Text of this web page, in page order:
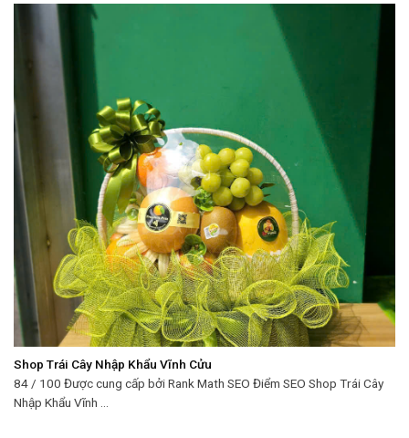
Shop Trái Cây Nhập Khẩu Vĩnh Cửu
84 / 100 Được cung cấp bởi Rank Math SEO Điểm SEO Shop Trái Cây
Nhập Khẩu Vĩnh ...